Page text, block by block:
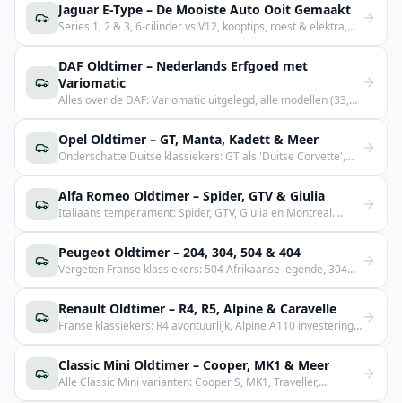
Jaguar E-Type – De Mooiste Auto Ooit Gemaakt
Series 1, 2 & 3, 6-cilinder vs V12, kooptips, roest & elektra,
DAF Oldtimer – Nederlands Erfgoed met
Variomatic
Alles over de DAF: Variomatic uitgelegd, alle modellen (33,
Opel Oldtimer – GT, Manta, Kadett & Meer
Onderschatte Duitse klassiekers: GT als 'Duitse Corvette',
Alfa Romeo Oldtimer – Spider, GTV & Giulia
Italiaans temperament: Spider, GTV, Giulia en Montreal.
Peugeot Oldtimer – 204, 304, 504 & 404
Vergeten Franse klassiekers: 504 Afrikaanse legende, 304
Renault Oldtimer – R4, R5, Alpine & Caravelle
Franse klassiekers: R4 avontuurlijk, Alpine A110 investering,
Classic Mini Oldtimer – Cooper, MK1 & Meer
Alle Classic Mini varianten: Cooper S, MK1, Traveller,